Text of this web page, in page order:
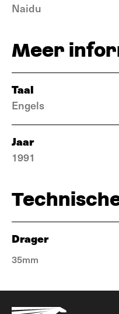
Naidu
Meer
Taal
Engels
Jaar
1991
Drager
35mm